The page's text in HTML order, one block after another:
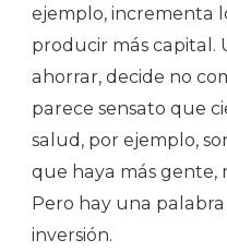
ejemplo, incrementa
producir más capital.
ahorrar, decide no
parece sensato que
salud, por ejemplo,
que haya más gente,
Pero hay una palabra
inversión.